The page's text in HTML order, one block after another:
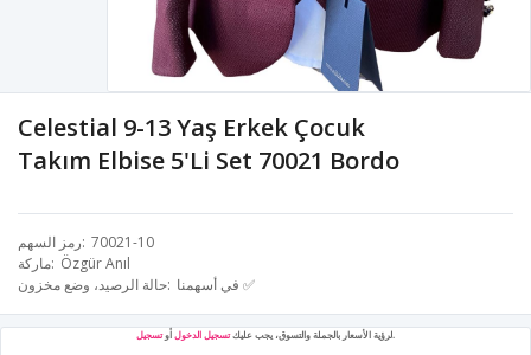
Celestial 9-13 Yaş Erkek Çocuk
Takım Elbise 5'li Set 70021 Bordo
رمز السهم 70021-10
ماركة Özgür Anıl
حالة الرصيد، وضع مخزون
في أسهمنا ✅
لرؤية الأسعار بالجملة والتسوق، يجب عليكتسجيل الدخول أوتسجيل .